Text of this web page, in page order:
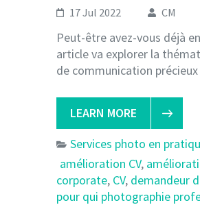
17 Jul 2022 CM
Peut-être avez-vous déjà
article va explorer la
de communication
LEARN MORE
Services photo en
amélioration CV,
corporate, CV, demandeur
pour qui photographie